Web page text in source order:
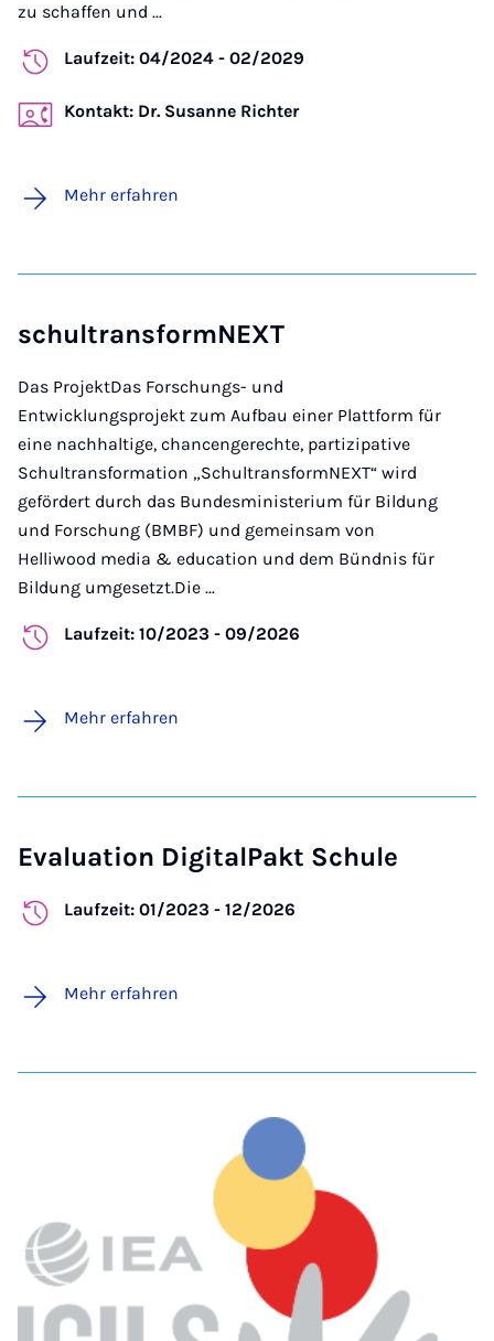
zu schaffen und ...
Laufzeit: 04/2024 - 02/2029
Kontakt: Dr. Susanne Richter
Mehr erfahren
schultransformNEXT
Das ProjektDas Forschungs- und
Entwicklungsprojekt zum Aufbau einer Plattform für
eine nachhaltige, chancengerechte, partizipative
Schultransformation „SchultransformNEXT“ wird
gefördert durch das Bundesministerium für Bildung
und Forschung (BMBF) und gemeinsam von
Helliwood media & education und dem Bündnis für
Bildung umgesetzt.Die ...
Laufzeit: 10/2023 - 09/2026
Mehr erfahren
Evaluation DigitalPakt Schule
Laufzeit: 01/2023 - 12/2026
Mehr erfahren